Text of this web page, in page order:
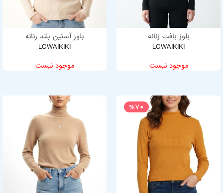
بلوز بافت زنانه
LCWAIKIKI
موجود نیست
بلوز آستین بلند زنانه
LCWAIKIKI
موجود نیست
%70